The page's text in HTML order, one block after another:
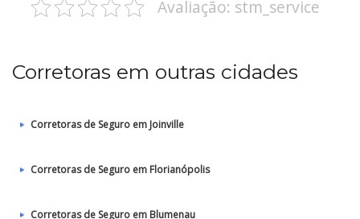
Avaliação: stm_service
Corretoras em outras cidades
Corretoras de Seguro em Joinville
Corretoras de Seguro em Florianópolis
Corretoras de Seguro em Blumenau